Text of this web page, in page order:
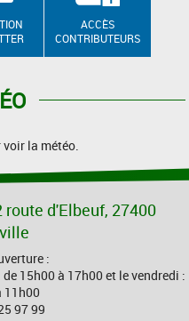
ACCÈS
CONTRIBUTEURS
voir la météo.
d'Elbeuf, 27400
:
15h00 à 17h00 et le vendredi :
11h00
97 99